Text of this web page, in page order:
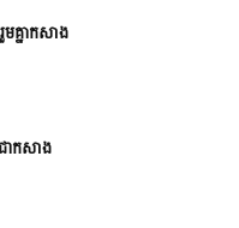
មគ្នាកសាង
ាកសាង